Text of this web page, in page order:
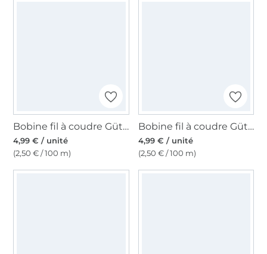
Bobine fil à coudre Gütermann 200m polyester, (837) marron orange
4,99 € / unité
(2,50 € / 100 m)
Bobine fil à coudre Gütermann 200m polyester, (934) rouge marron
4,99 € / unité
(2,50 € / 100 m)